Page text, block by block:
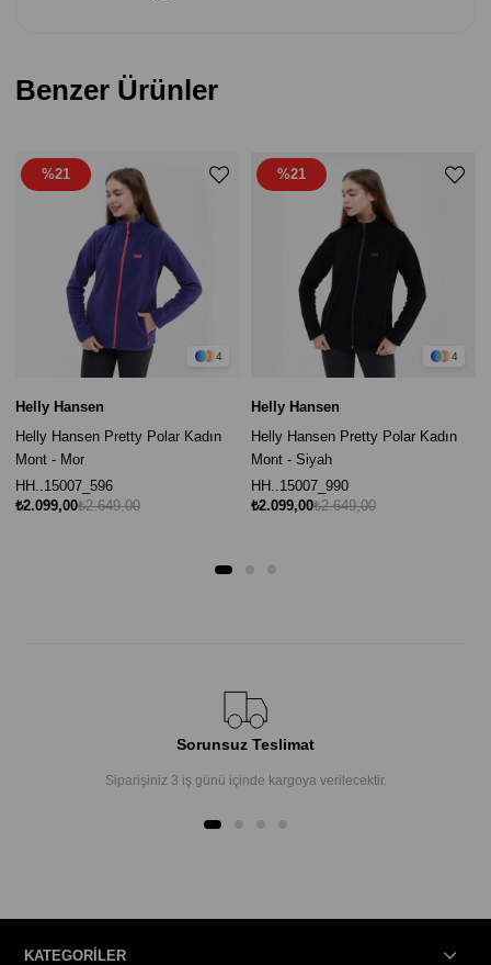
Benzer Ürünler
4
Helly Hansen
Helly Hansen Pretty Polar Kadın
Mont - Mor
HH..15007_596
₺2.099,00₺2.649,00
%21
4
Helly Hansen
Helly Hansen Pretty Polar Kadın
Mont - Siyah
HH..15007_990
₺2.099,00₺2.649,00
%21
Sorunsuz Teslimat
Siparişiniz 3 iş günü içinde kargoya verilecektir.
KATEGORİLER